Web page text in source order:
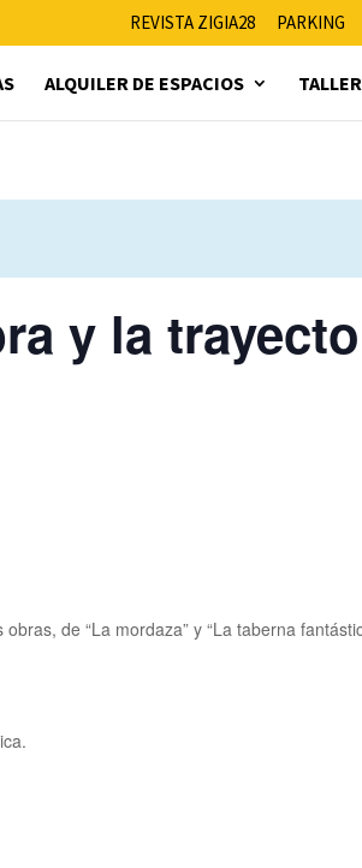
REVISTA ZIGIA28 PARKING
ALQUILER DE ESPACIOS
y la
de “La mordaza” y “La taberna
.